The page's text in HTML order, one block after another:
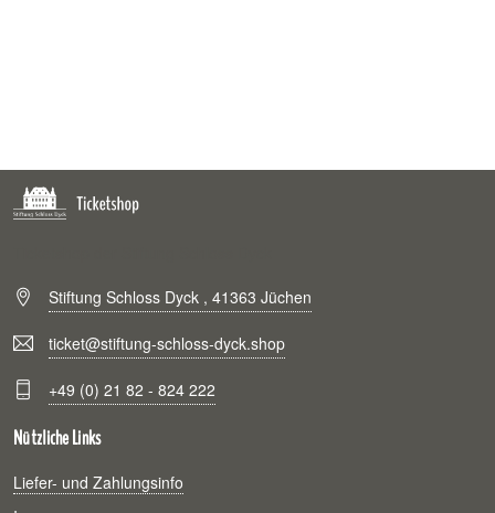
Stiftung Schloss Dyck , 41363 Jüchen
ticket@stiftung-schloss-dyck.shop
+49 (0) 21 82 - 824 222
Nützliche Links
Liefer- und Zahlungsinfo